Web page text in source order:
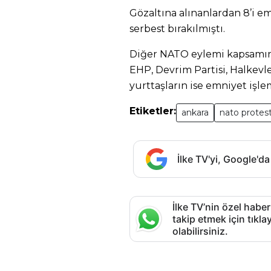
Gözaltına alınanlardan 8’i
serbest bırakılmıştı.
Diğer NATO eylemi
EHP, Devrim Partisi,
yurttaşların ise emniyet
Etiketler: ankara nato
İlke TV'yi,
İlke TV’nin özel
takip etmek için
olabilirsiniz.